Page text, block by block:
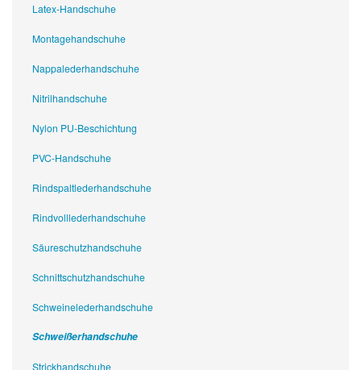
Latex-Handschuhe
Montagehandschuhe
Nappalederhandschuhe
Nitrilhandschuhe
Nylon PU-Beschichtung
PVC-Handschuhe
Rindspaltlederhandschuhe
Rindvolllederhandschuhe
Säureschutzhandschuhe
Schnittschutzhandschuhe
Schweinelederhandschuhe
Schweißerhandschuhe
Strickhandschuhe